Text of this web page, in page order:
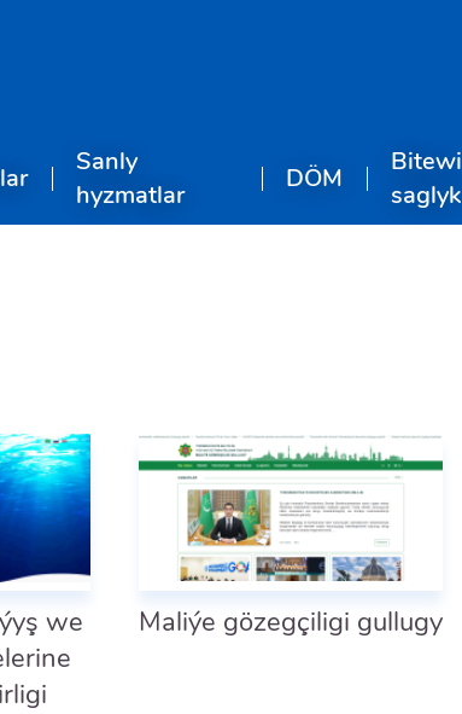
Sanly
hyzmatlar
DÖM
Bitewi
saglyk
we
Maliýe gözegçiligi gullugy